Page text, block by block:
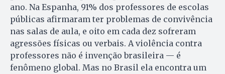
ano. Na Espanha, 91% dos professores de escolas
públicas afirmaram ter problemas de convivência
nas salas de aula, e oito em cada dez sofreram
agressões físicas ou verbais. A violência contra
professores não é invenção brasileira — é
fenômeno global. Mas no Brasil ela encontra um